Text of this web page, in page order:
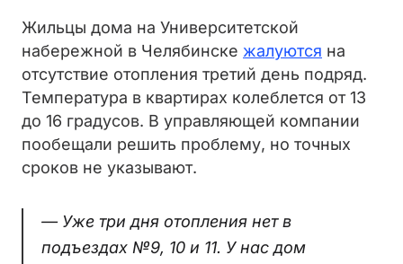
Жильцы дома на Университетской
набережной в Челябинске жалуются на
отсутствие отопления третий день подряд.
Температура в квартирах колеблется от 13
до 16 градусов. В управляющей компании
пообещали решить проблему, но точных
сроков не указывают.
— Уже три дня отопления нет в
подъездах №9, 10 и 11. У нас дом